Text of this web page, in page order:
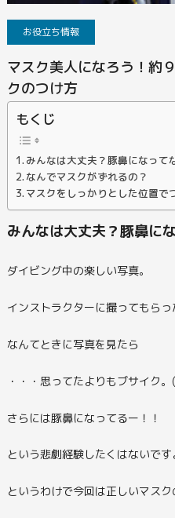
お役立ち情報
マスク美人になろう！約
クのつけ方
もくじ
みんなは大丈夫？豚鼻になって
なんでマスクがずれるの？
マスクをしっかりとした位置で
みんなは大丈夫？豚鼻に
ダイビング中の楽しい写真。
インストラクターに撮ってもら
なんてときに写真を見たら
・・・思ってたよりもブサイク。
さらには豚鼻になってるー！！
という悲劇経験したくはないです
というわけで今回は正しいマスク